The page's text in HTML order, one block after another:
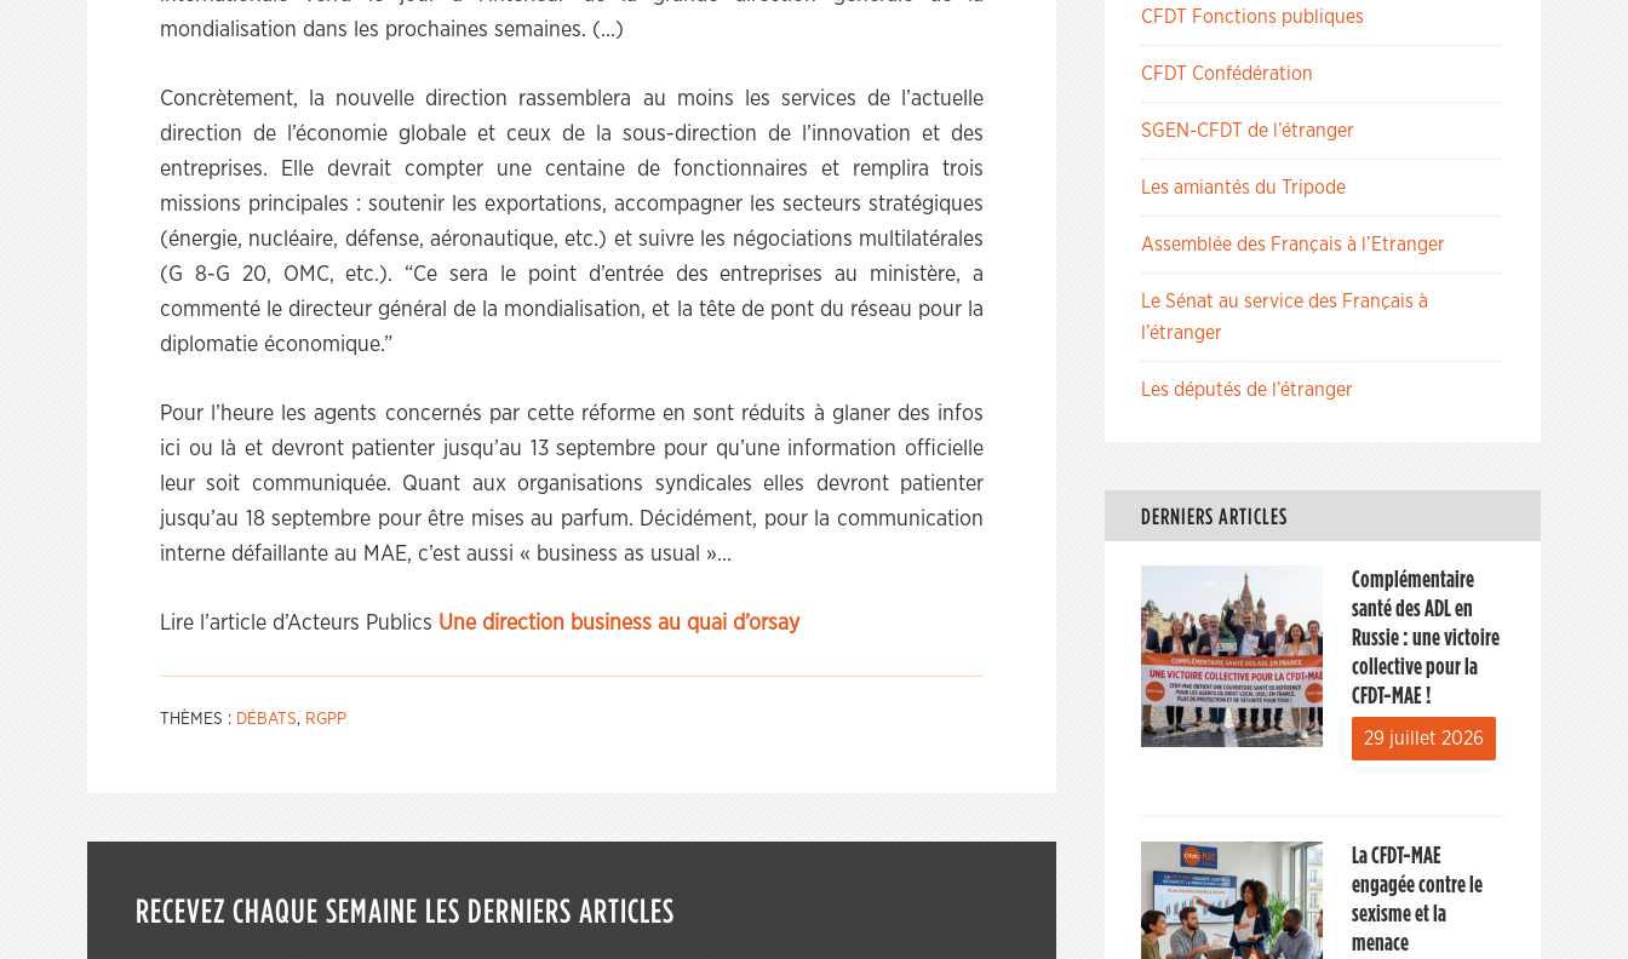
mondialisation dans les prochaines semaines. (…)
Concrètement, la nouvelle direction rassemblera au moins les services de l’actuelle
direction de l’économie globale et ceux de la sous-direction de l’innovation et des
entreprises. Elle devrait compter une centaine de fonctionnaires et remplira trois
missions principales : soutenir les exportations, accompagner les secteurs stratégiques
(énergie, nucléaire, défense, aéronautique, etc.) et suivre les négociations multilatérales
(G 8-G 20, OMC, etc.). “Ce sera le point d’entrée des entreprises au ministère, a
commenté le directeur général de la mondialisation, et la tête de pont du réseau pour la
diplomatie économique.”
Pour l’heure les agents concernés par cette réforme en sont réduits à glaner des infos
ici ou là et devront patienter jusqu’au 13 septembre pour qu’une information officielle
leur soit communiquée. Quant aux organisations syndicales elles devront patienter
jusqu’au 18 septembre pour être mises au parfum. Décidément, pour la communication
interne défaillante au MAE, c’est aussi « business as usual »…
Lire l’article d’Acteurs Publics Une direction business au quai d’orsay
THÈMES : DÉBATS, RGPP
RECEVEZ CHAQUE SEMAINE LES DERNIERS ARTICLES
CFDT Fonctions publiques
CFDT Confédération
SGEN-CFDT de l’étranger
Les amiantés du Tripode
Assemblée des Français à l’Etranger
Le Sénat au service des Français à
l’étranger
Les députés de l’étranger
DERNIERS ARTICLES
Complémentaire
santé des ADL en
Russie : une victoire
collective pour la
CFDT-MAE !
29 juillet 2026
La CFDT-MAE
engagée contre le
sexisme et la
menace